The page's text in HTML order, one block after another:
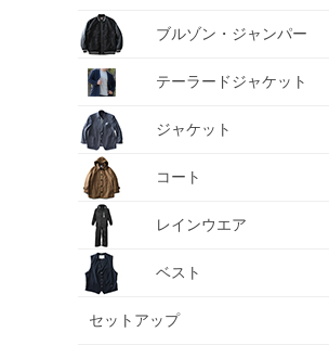
ブルゾン・ジャンパー
テーラードジャケット
ジャケット
コート
レインウエア
ベスト
セットアップ